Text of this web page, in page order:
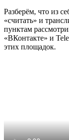
Разберём, что из
«считать» и
пунктам
«ВКонтакте» и
этих площадок.